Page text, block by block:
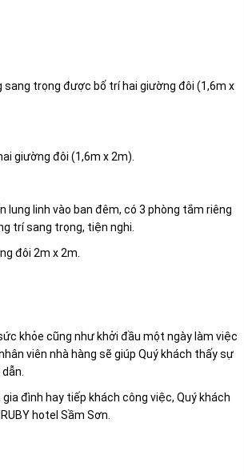
trọng được bố trí hai giường đôi (1,6m x
giường đôi (1,6m x 2m).
lung linh vào ban đêm, có 3 phòng tắm riêng
trí sang trọng, tiện nghi.
đôi 2m x 2m.
khỏe cũng như khởi đầu một ngày làm việc
viên nhà hàng sẽ giúp Quý khách thấy sự
đình hay tiếp khách công việc, Quý khách
hotel Sầm Sơn.